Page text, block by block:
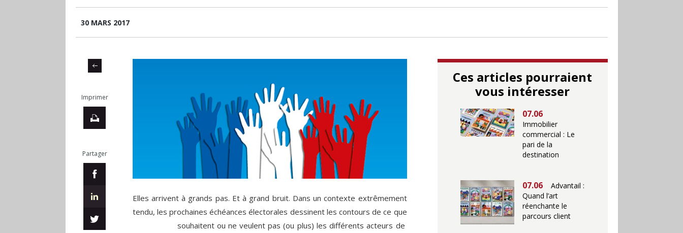
30 MARS 2017
Imprimer
Partager
Elles arrivent à grands pas. Et à grand bruit. Dans un contexte extrêmement
tendu, les prochaines échéances électorales dessinent les contours de ce que
souhaitent ou ne veulent pas (ou plus) les différents acteurs de
Ces articles pourraient
vous intéresser
07.06
Immobilier
commercial : Le
pari de la
destination
07.06
Advantail :
Quand l’art
réenchante le
parcours client